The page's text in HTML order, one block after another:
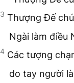
3 Thượng Đế
Ngài làm điều
4 Các tượng
do tay người